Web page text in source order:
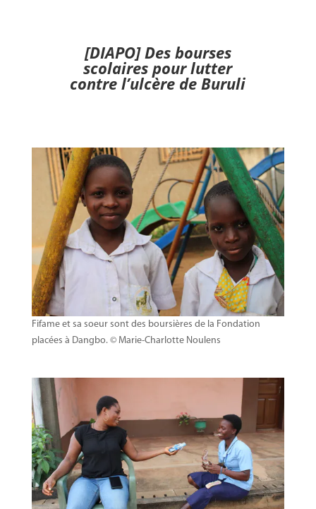
[DIAPO] Des bourses
scolaires pour lutter
contre l’ulcère de Buruli
Fifame et sa soeur sont des boursières de la Fondation
placées à Dangbo. © Marie-Charlotte Noulens